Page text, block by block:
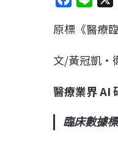
c
b
o
n
原標《醫療
文/黃冠凱‧
醫療業界 AI
臨床數據